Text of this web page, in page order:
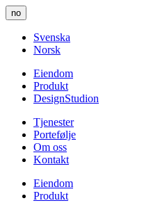
Gå
til
innhold
no
Svenska
Norsk
Eiendom
Produkt
DesignStudion
Tjenester
Portefølje
Om oss
Kontakt
Eiendom
Produkt